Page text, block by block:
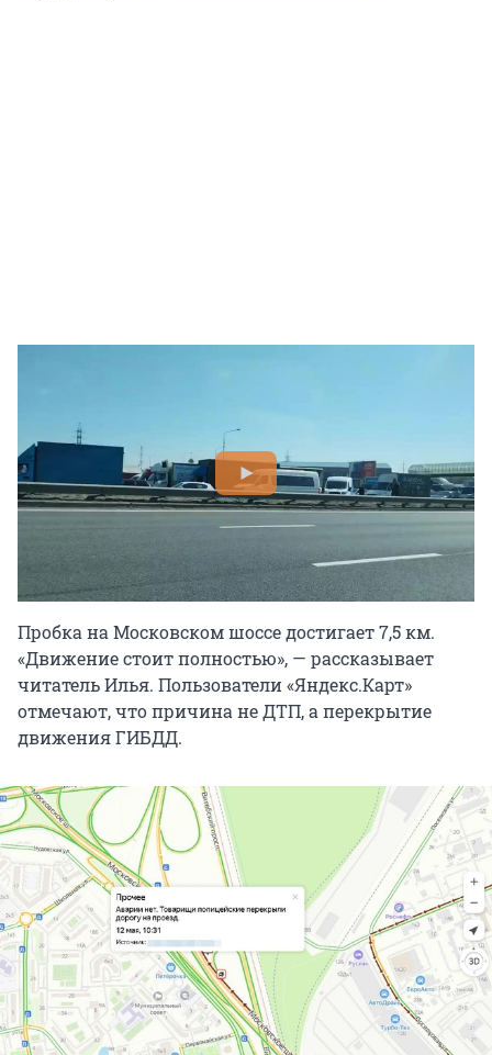
Пробка на Московском шоссе достигает 7,5 км.
«Движение стоит полностью», — рассказывает
читатель Илья. Пользователи «Яндекс.Карт»
отмечают, что причина не ДТП, а перекрытие
движения ГИБДД.